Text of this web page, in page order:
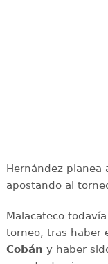
Hernández planea
apostando al
Malacateco
torneo, tras haber
Cobán y haber